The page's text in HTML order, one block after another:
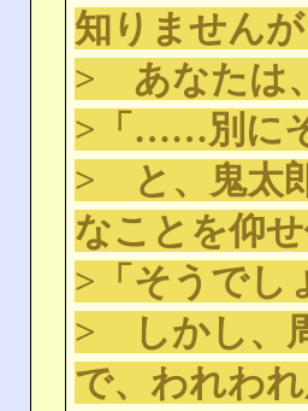
知りません
> あなたは
>「……別に
> と、鬼太
なことを仰
>「そうでし
> しかし、
で、われわ